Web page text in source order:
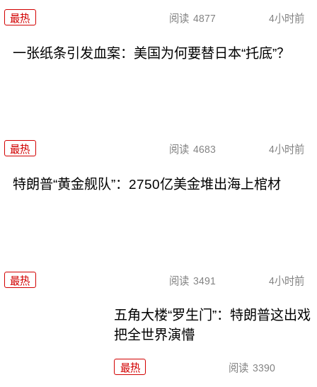
最热 阅读 4877 4小时前
一张纸条引发血案：美国为何要替日本“托底”？
最热 阅读 4683 4小时前
特朗普“黄金舰队”：2750亿美金堆出海上棺材
最热 阅读 3491 4小时前
五角大楼“罗生门”：特朗普这出戏
把全世界演懵
最热 阅读 3390